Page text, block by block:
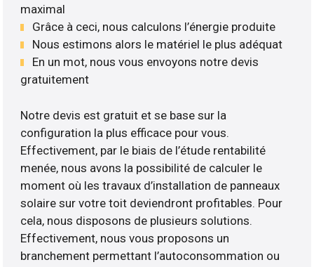
maximal
Grâce à ceci, nous calculons l’énergie produite
Nous estimons alors le matériel le plus adéquat
En un mot, nous vous envoyons notre devis
gratuitement
Notre devis est gratuit et se base sur la
configuration la plus efficace pour vous.
Effectivement, par le biais de l’étude rentabilité
menée, nous avons la possibilité de calculer le
moment où les travaux d’installation de panneaux
solaire sur votre toit deviendront profitables. Pour
cela, nous disposons de plusieurs solutions.
Effectivement, nous vous proposons un
branchement permettant l’autoconsommation ou